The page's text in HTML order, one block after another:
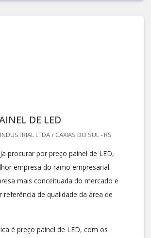
DE LED
LTDA / CAXIAS DO SUL - RS
procurar por preço painel de LED,
empresa do ramo empresarial.
mais conceituada do mercado e
referência de qualidade da área de
é preço painel de LED, com os